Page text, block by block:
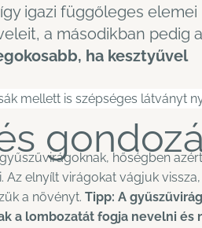
igazi függőleges elemei
a másodikban pedig a
ha kesztyűvel
mellett is szépséges látványt
hőségben azért
Az elnyílt virágokat vágjuk
a növényt. Tipp: A
a lombozatát fogja nevelni és